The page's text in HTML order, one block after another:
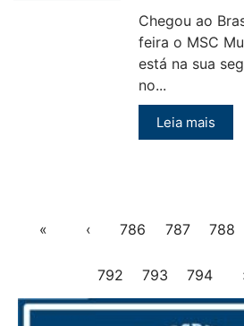
Chegou ao
feira o MSC
está na sua
no...
Leia mais
« ‹ 786 787 788
792 793 794